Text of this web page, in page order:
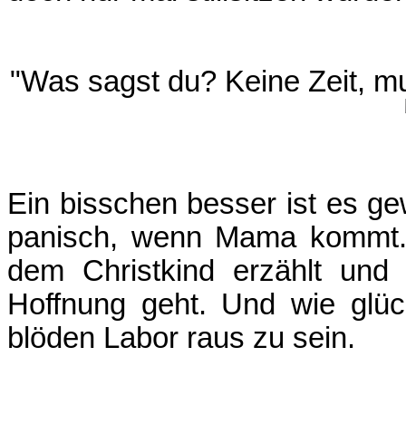
"Was sagst du? Keine Zeit,
Ein bisschen besser ist es
panisch, wenn Mama
dem Christkind erzählt
Hoffnung geht. Und wie
blöden Labor raus zu sein.